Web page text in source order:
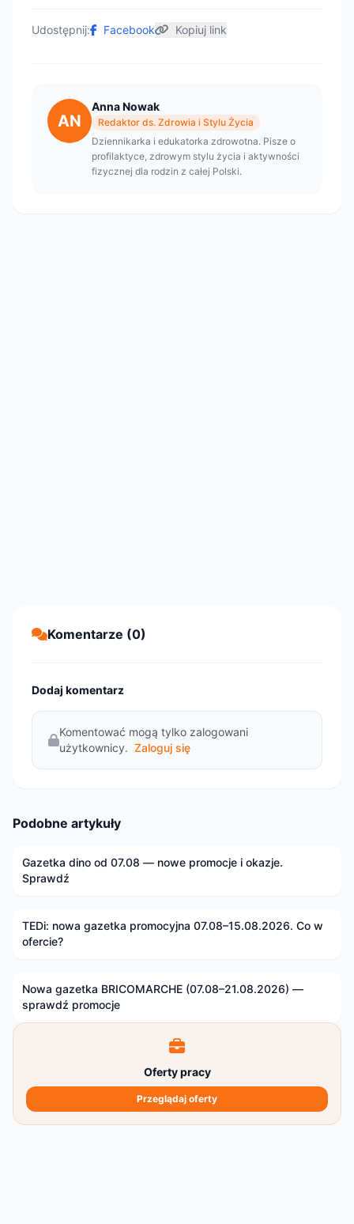
Udostępnij: Facebook Kopiuj link
AN
Anna Nowak
Redaktor ds. Zdrowia i Stylu Życia
Dziennikarka i edukatorka zdrowotna. Pisze o
profilaktyce, zdrowym stylu życia i aktywności
fizycznej dla rodzin z całej Polski.
Komentarze (0)
Dodaj komentarz
Komentować mogą tylko zalogowani
użytkownicy. Zaloguj się
Podobne artykuły
Gazetka dino od 07.08 — nowe promocje i okazje.
Sprawdź
TEDi: nowa gazetka promocyjna 07.08–15.08.2026. Co w
ofercie?
Nowa gazetka BRICOMARCHE (07.08–21.08.2026) —
sprawdź promocje
Oferty pracy
Przeglądaj oferty